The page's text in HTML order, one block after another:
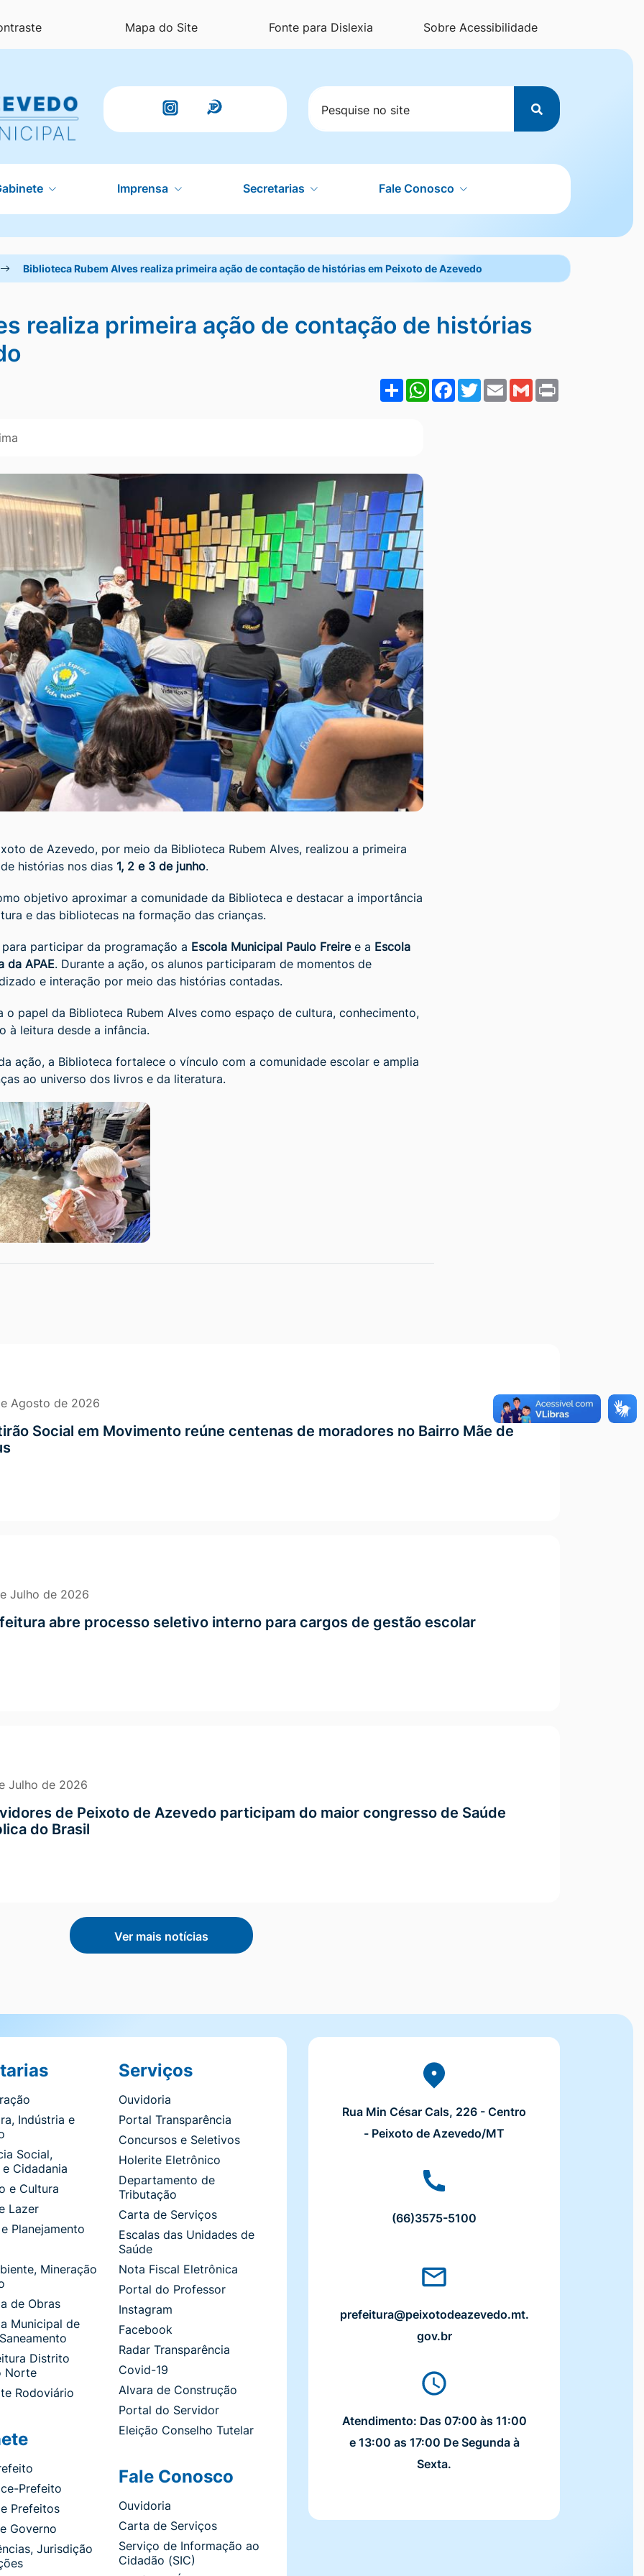
Mapa do Site Fonte para Dislexia Sobre Acessibilidade
Acessar
a
Rede
Social
instagram
Acessar
a
Rede
Social
Radar
Transparência
Pesquisar
Imprensa Secretarias Fale Conosco
Biblioteca Rubem Alves realiza primeira ação de contação de histórias em Peixoto de Azevedo
realiza primeira ação de contação de histórias
ShareWhatsApp
Facebook
Twitter
EmailGmail
de Azevedo, por meio da Biblioteca Rubem Alves, realizou a primeira
histórias nos dias 1, 2 e 3 de junho.
objetivo aproximar a comunidade da Biblioteca e destacar a importância
e das bibliotecas na formação das crianças.
participar da programação a Escola Municipal Paulo Freiree a Escola
da APAE. Durante a ação, os alunos participaram de momentos de
e interação por meio das histórias contadas.
o papel da Biblioteca Rubem Alves como espaço de cultura, conhecimento,
à leitura desde a infância.
ação, a Biblioteca fortalece o vínculo com a comunidade escolar e amplia
ao universo dos livros e da literatura.
Agosto de 2026
Social em Movimento reúne centenas de moradores no Bairro Mãe de
Julho de 2026
abre processo seletivo interno para cargos de gestão escolar
Julho de 2026
de Peixoto de Azevedo participam do maior congresso de Saúde
do Brasil
Ver mais notícias
Indústria e
Social,
Cidadania
e Cultura
Lazer
Planejamento
Mineração
de Obras
Municipal de
Distrito
Norte
Rodoviário
Prefeito
Prefeitos
Governo
Jurisdição
Serviços
Ouvidoria
Portal Transparência
Concursos e Seletivos
Holerite Eletrônico
Departamento de
Tributação
Carta de Serviços
Escalas das Unidades de
Saúde
Nota Fiscal Eletrônica
Portal do Professor
Instagram
Facebook
Radar Transparência
Covid-19
Alvara de Construção
Portal do Servidor
Eleição Conselho Tutelar
Fale Conosco
Ouvidoria
Carta de Serviços
Serviço de Informação ao
Cidadão (SIC)
Rua Min César Cals, 226 - Centro
- Peixoto de Azevedo/MT
(66)3575-5100
prefeitura@peixotodeazevedo.mt.
gov.br
Atendimento: Das 07:00 às 11:00
e 13:00 as 17:00 De Segunda à
Sexta.